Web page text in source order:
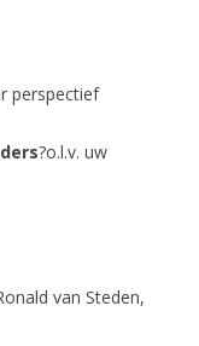
perspectief
?o.l.v. uw
van Steden,